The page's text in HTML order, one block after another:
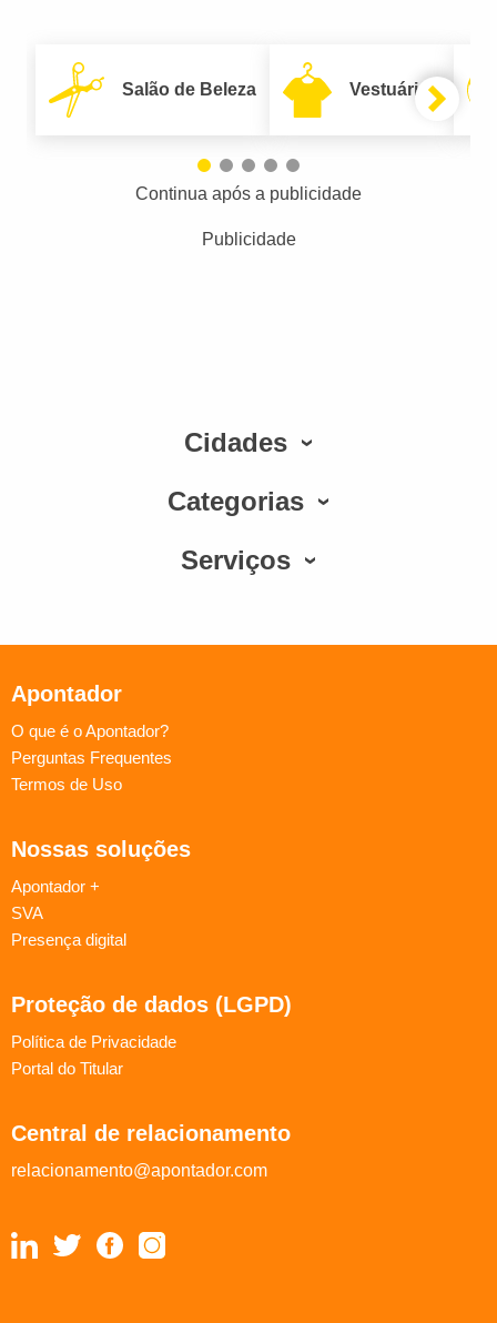
Salão de Beleza Vestuário
Continua após a publicidade
Publicidade
Cidades
Categorias
Serviços
Apontador
O que é o Apontador?
Perguntas Frequentes
Termos de Uso
Nossas soluções
Apontador +
SVA
Presença digital
Proteção de dados (LGPD)
Política de Privacidade
Portal do Titular
Central de relacionamento
relacionamento@apontador.com